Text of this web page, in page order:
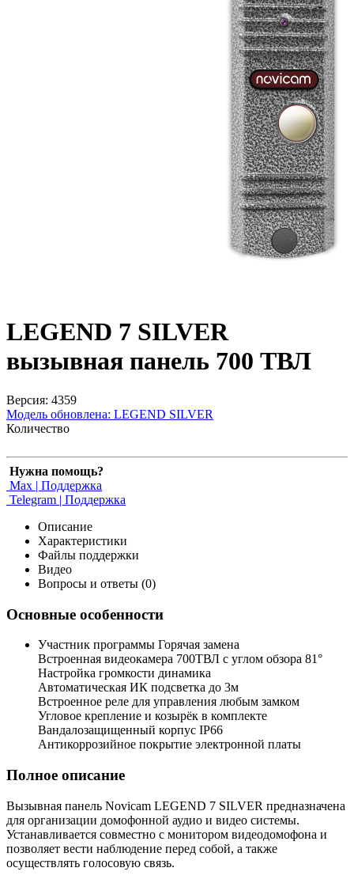
LEGEND 7 SILVER
вызывная панель 700 ТВЛ
Версия: 4359
Модель обновлена: LEGEND SILVER
Количество
Нужна помощь?
Max | Поддержка
Telegram | Поддержка
Описание
Характеристики
Файлы поддержки
Видео
Вопросы и ответы (0)
Основные особенности
Участник программы Горячая замена
Встроенная видеокамера 700ТВЛ с углом обзора 81°
Настройка громкости динамика
Автоматическая ИК подсветка до 3м
Встроенное реле для управления любым замком
Угловое крепление и козырёк в комплекте
Вандалозащищенный корпус IP66
Антикоррозийное покрытие электронной платы
Полное описание
Вызывная панель Novicam LEGEND 7 SILVER предназначена
для организации домофонной аудио и видео системы.
Устанавливается совместно с монитором видеодомофона и
позволяет вести наблюдение перед собой, а также
осуществлять голосовую связь.